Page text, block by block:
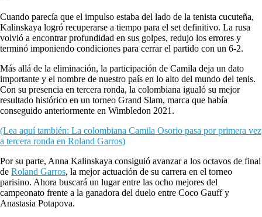
Cuando parecía que el impulso estaba del lado de la tenista cucuteña,
Kalinskaya logró recuperarse a tiempo para el set definitivo. La rusa
volvió a encontrar profundidad en sus golpes, redujo los errores y
terminó imponiendo condiciones para cerrar el partido con un 6-2.
Más allá de la eliminación, la participación de Camila deja un dato
importante y el nombre de nuestro país en lo alto del mundo del tenis.
Con su presencia en tercera ronda, la colombiana igualó su mejor
resultado histórico en un torneo Grand Slam, marca que había
conseguido anteriormente en Wimbledon 2021.
(Lea aquí también: La colombiana Camila Osorio pasa por primera vez
a tercera ronda en Roland Garros)
Por su parte, Anna Kalinskaya consiguió avanzar a los octavos de final
de Roland Garros, la mejor actuación de su carrera en el torneo
parisino. Ahora buscará un lugar entre las ocho mejores del
campeonato frente a la ganadora del duelo entre Coco Gauff y
Anastasia Potapova.